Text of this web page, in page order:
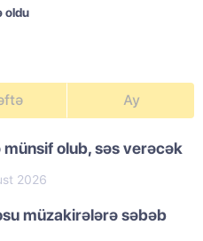
oldu
Ay
münsif olub, səs verəcək
2026
müzakirələrə səbəb